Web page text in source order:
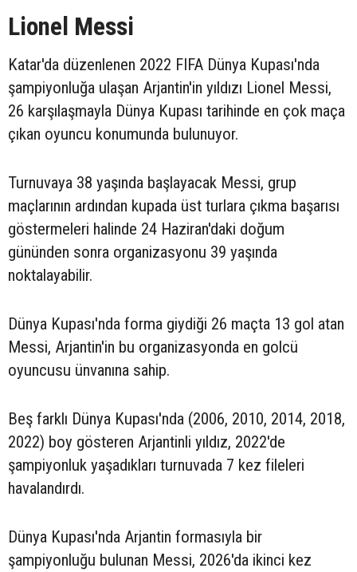
Lionel Messi
Katar'da düzenlenen 2022 FIFA Dünya Kupası'nda
şampiyonluğa ulaşan Arjantin'in yıldızı Lionel Messi,
26 karşılaşmayla Dünya Kupası tarihinde en çok maça
çıkan oyuncu konumunda bulunuyor.
Turnuvaya 38 yaşında başlayacak Messi, grup
maçlarının ardından kupada üst turlara çıkma başarısı
göstermeleri halinde 24 Haziran'daki doğum
gününden sonra organizasyonu 39 yaşında
noktalayabilir.
Dünya Kupası'nda forma giydiği 26 maçta 13 gol atan
Messi, Arjantin'in bu organizasyonda en golcü
oyuncusu ünvanına sahip.
Beş farklı Dünya Kupası'nda (2006, 2010, 2014, 2018,
2022) boy gösteren Arjantinli yıldız, 2022'de
şampiyonluk yaşadıkları turnuvada 7 kez fileleri
havalandırdı.
Dünya Kupası'nda Arjantin formasıyla bir
şampiyonluğu bulunan Messi, 2026'da ikinci kez